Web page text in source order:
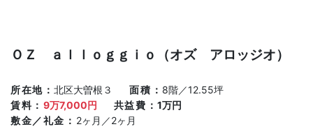
ＯＺ ａｌｌｏｇｇｉｏ（オズ アロッジオ）
所在地 北区大曽根３ 面積
8階／12.55坪
賃料
9万7,000円 共益費
1万円
敷金／礼金
2ヶ月／2ヶ月